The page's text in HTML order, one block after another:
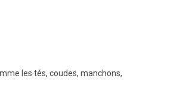
les tés, coudes, manchons,